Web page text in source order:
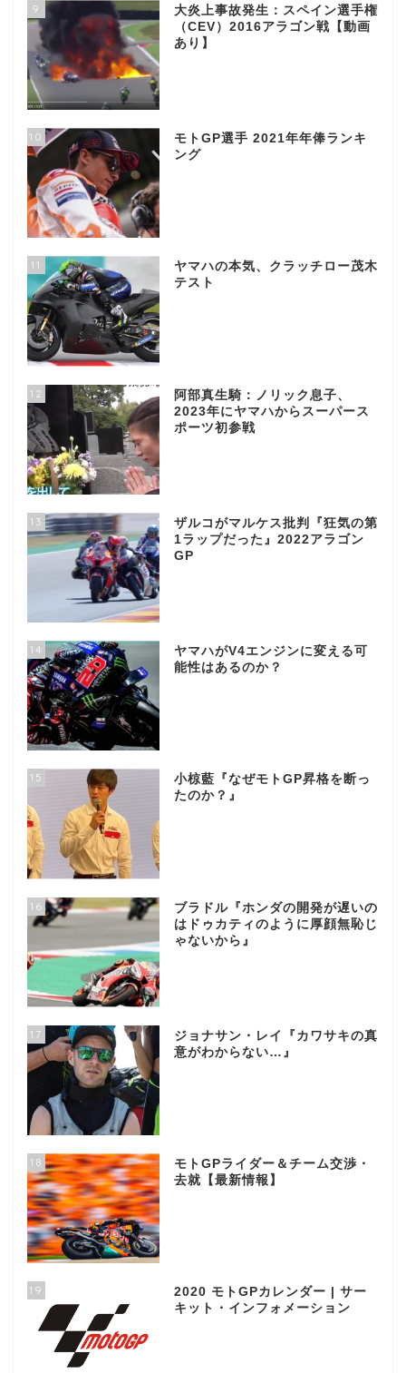
9
大炎上事故発生：スペイン選手権
（CEV）2016アラゴン戦【動画
あり】
10
モトGP選手 2021年年俸ランキ
ング
11
ヤマハの本気、クラッチロー茂木
テスト
12
阿部真生騎：ノリック息子、
2023年にヤマハからスーパース
ポーツ初参戦
13
ザルコがマルケス批判『狂気の第
1ラップだった』2022アラゴン
GP
14
ヤマハがV4エンジンに変える可
能性はあるのか？
15
小椋藍『なぜモトGP昇格を断っ
たのか？』
16
ブラドル『ホンダの開発が遅いの
はドゥカティのように厚顔無恥じ
ゃないから』
17
ジョナサン・レイ『カワサキの真
意がわからない…』
18
モトGPライダー＆チーム交渉・
去就【最新情報】
19
2020 モトGPカレンダー | サー
キット・インフォメーション